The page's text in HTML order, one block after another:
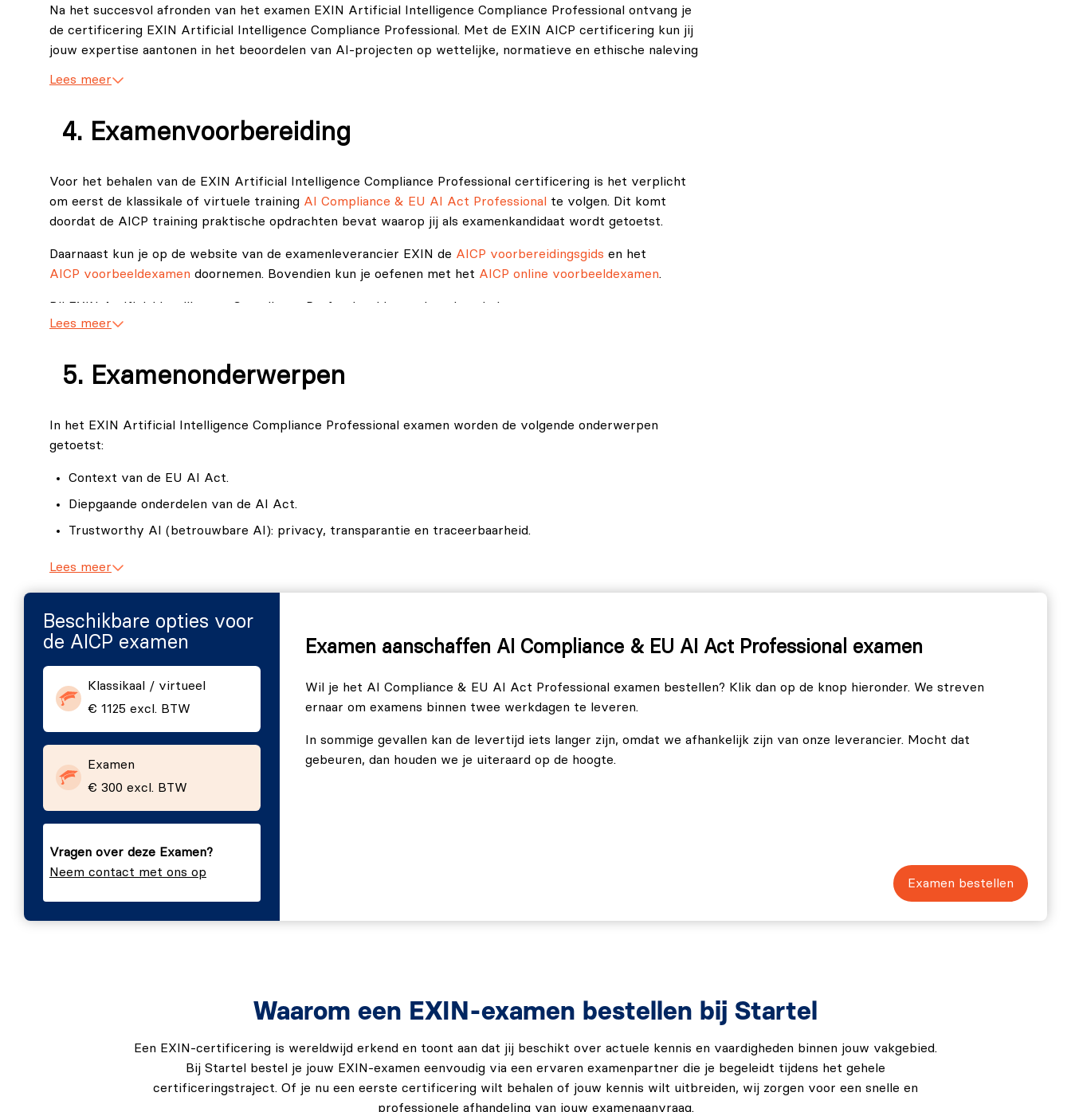
Na het succesvol afronden van het examen EXIN Artificial Intelligence Compliance Professional ontvang je
de certificering EXIN Artificial Intelligence Compliance Professional. Met de EXIN AICP certificering kun jij
jouw expertise aantonen in het beoordelen van AI-projecten op wettelijke, normatieve en ethische naleving
Lees meer
Examenvoorbereiding
Voor het behalen van de EXIN Artificial Intelligence Compliance Professional certificering is het verplicht
om eerst de klassikale of virtuele training AI Compliance & EU AI Act Professional
te volgen. Dit komt
doordat de AICP training praktische opdrachten bevat waarop jij als examenkandidaat wordt getoetst.
Daarnaast kun je op de website van de examenleverancier EXIN de AICP voorbereidingsgids en het
AICP voorbeeldexamen doornemen. Bovendien kun je oefenen met het AICP online voorbeeldexamen.
Bij EXIN Artificial Intelligence Compliance Professional hoort de volgende lectuur:
EXIN AICP Exam Literature, 2025.
Lees meer
Examenonderwerpen
In het EXIN Artificial Intelligence Compliance Professional examen worden de volgende onderwerpen
getoetst:
Context van de EU AI Act.
Diepgaande onderdelen van de AI Act.
Trustworthy AI (betrouwbare AI): privacy, transparantie en traceerbaarheid.
Examenopzet
Het EXIN Artificial Intelligence Compliance Professional examen bestaat uit 40 meerkeuzevragen die jouw
kennis van AI-naleving, regelgeving en praktijkgerichte toepassing toetsen. Je krijgt 90 minuten de tijd om
het AICP examen af te leggen.
Slaagcriteria
Om te slagen dien je minstens 65% van de vragen (26 van de 40) juist te hebben beantwoord. Het examen
Lees meer
Beschikbare opties voor
de AICP examen
Klassikaal / virtueel
€ 1125 excl. BTW
Examen
€ 300 excl. BTW
Vragen over deze Examen?
Neem contact met ons op
Examen aanschaffen AI Compliance & EU AI Act Professional examen
Wil je het AI Compliance & EU AI Act Professional examen bestellen? Klik dan op de knop hieronder. We streven
ernaar om examens binnen twee werkdagen te leveren.
In sommige gevallen kan de levertijd iets langer zijn, omdat we afhankelijk zijn van onze leverancier. Mocht dat
gebeuren, dan houden we je uiteraard op de hoogte.
Examen bestellen
Waarom een EXIN-examen bestellen bij Startel
Een EXIN-certificering is wereldwijd erkend en toont aan dat jij beschikt over actuele kennis en vaardigheden binnen jouw vakgebied.
Bij Startel bestel je jouw EXIN-examen eenvoudig via een ervaren examenpartner die je begeleidt tijdens het gehele
certificeringstraject. Of je nu een eerste certificering wilt behalen of jouw kennis wilt uitbreiden, wij zorgen voor een snelle en
professionele afhandeling van jouw examenaanvraag.